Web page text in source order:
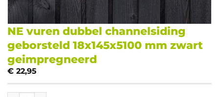
NE vuren dubbel channelsiding
geborsteld 18x145x5100 mm zwart
geimpregneerd
€ 22,95